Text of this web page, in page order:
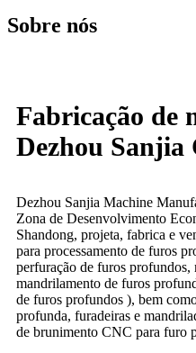
Sobre nós
Fabricação de
Dezhou Sanjia
Dezhou Sanjia Machine
Zona de Desenvolvimento
Shandong, projeta, fabrica e
para processamento de furos
perfuração de furos profundos,
mandrilamento de furos
de furos profundos ), bem
profunda, furadeiras e
de brunimento CNC para furo